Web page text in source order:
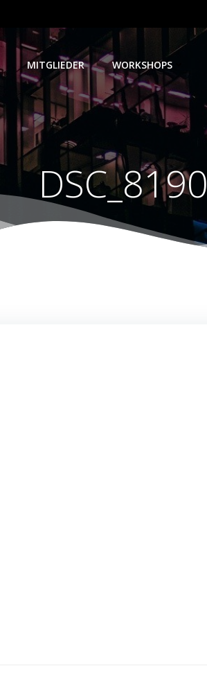
MITGLIEDER WORKSHOPS
DSC_8190